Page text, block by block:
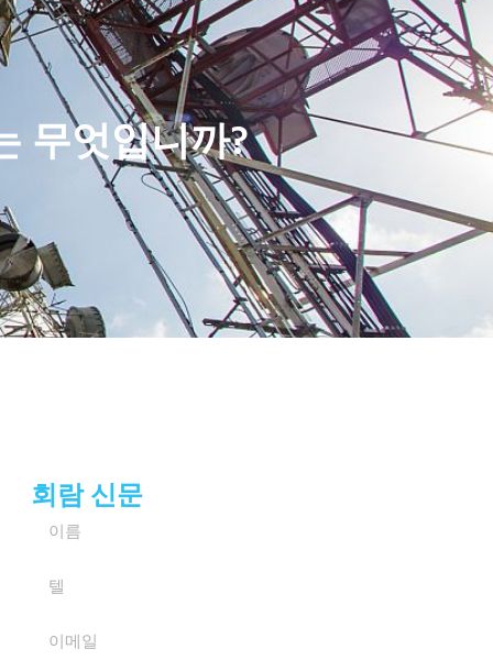
무엇입니까?
회람 신문